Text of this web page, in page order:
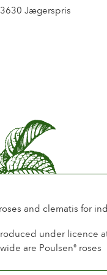
Jægerspris
and clematis for
under licence
are Poulsen® roses